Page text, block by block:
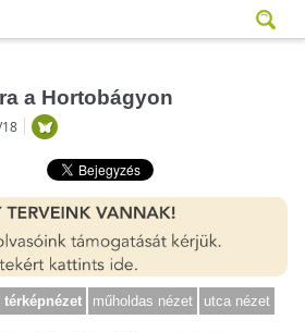
a Hortobágyon
térképnézet műholdas nézet utca nézet